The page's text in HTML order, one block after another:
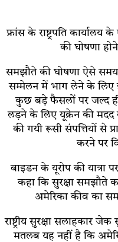
फ्रांस के राष्ट्रपति
की घोषणा
समझौते की घोषणा ऐसे समय
सम्मेलन में भाग लेने के लिए
कुछ बड़े फैसलों पर जल्द
लड़ने के लिए यूक्रेन की
की गयी रूसी संपत्तियों से
करने पर
बाइडन के यूरोप की यात्रा
कहा कि सुरक्षा समझौते
अमेरिका कीव का
राष्ट्रीय सुरक्षा सलाहकार
मतलब यह नहीं है कि